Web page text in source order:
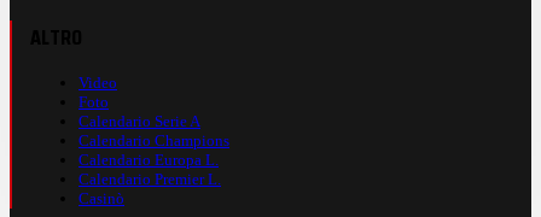
Video
Foto
Calendario Serie A
Calendario Champions
Calendario Europa L.
Calendario Premier L.
Casinò